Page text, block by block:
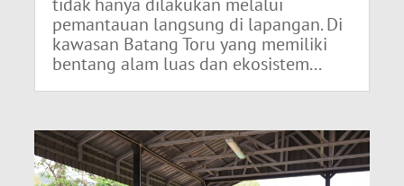
pemantauan langsung di lapangan. Di
kawasan Batang Toru yang memiliki
bentang alam luas dan ekosistem...